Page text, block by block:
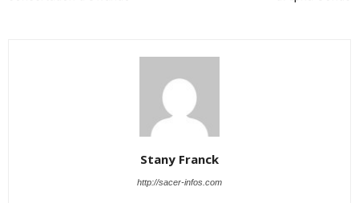
Stany Franck
http://sacer-infos.com